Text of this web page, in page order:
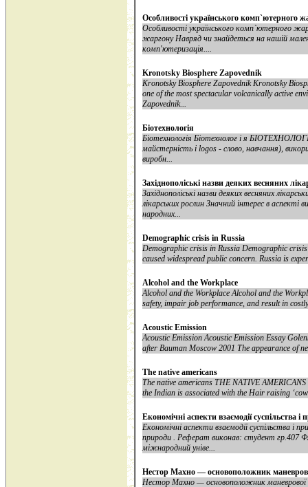
Особливості українського комп`ютерного
Особливості українського комп`ютерного
жаргону Навряд чи знайдеться на нашій
комп'ютеризація....
Kronotsky Biosphere Zapovednik
Kronotsky Biosphere Zapovednik Kronotsky
one of the most spectacular volcanically active
Zapovednik...
Біотехнологія
Біотехнологія Біотехнолог і я
майстерність і logos - слово, навчання),
виробн...
Західнополіські назви деяких весняних
Західнополіські назви деяких весняних
лікарських рослин Значний інтерес в аспекті
народних...
Demographic crisis in Russia
Demographic crisis in Russia Demographic
caused widespread public concern. Russia is
Alcohol and the Workplace
Alcohol and the Workplace Alcohol and the
safety, impair job performance, and result in
Acoustic Emission
Acoustic Emission Acoustic Emission Essay
after Bauman Moscow 2001 The appearance of
The native americans
The native americans THE NATIVE
the Indian is associated with the Hair raising
Економічні аспекти взаємодії суспільства і
Економічні аспекти взаємодії суспільства і
природи . Реферат виконав: студент гр.407
міжнародний уніве...
Нестор Махно — основоположник
Нестор Махно — основоположник